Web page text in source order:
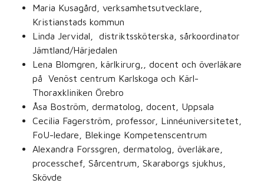
Maria Kusagård, verksamhetsutvecklare,
Kristianstads kommun
Linda Jervidal, distriktssköterska, sårkoordinator
Jämtland/Härjedalen
Lena Blomgren, kärlkirurg,, docent och överläkare
på Venöst centrum Karlskoga och Kärl-
Thoraxkliniken Örebro
Åsa Boström, dermatolog, docent, Uppsala
Cecilia Fagerström, professor, Linnéuniversitetet,
FoU-ledare, Blekinge Kompetenscentrum
Alexandra Forssgren, dermatolog, överläkare,
processchef, Sårcentrum, Skaraborgs sjukhus,
Skövde